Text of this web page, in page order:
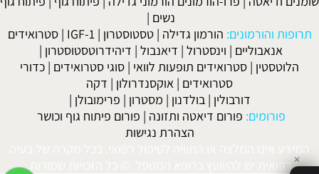
נשים |
תרופות והורמונים: הורמון גדילה |טסטוסטרון |
IGF-1
|סטרואידים
אנאבוליים | וינסטרול | דיאנבול | דיהידרוטסטוסטרון |
הלוטסטין | סטרואידים תופעות לוואי | סוגי סטרואידים | כדורי
סטרואידים | אוקסנדרולון | דקה
דורבולין | בולדנון | מסטרון | פרימובולן |
פורומים: פורום דיאטה ותזונה | פורום פיתוח גוף וכושר
הצהרת נגישות
המידע אינו המלצה או התוויה לטיפול רפואי. בכל מקרה של בעיה
רפואית יש להיוועץ ברופא המטפל. © כל הזכויות שמורות. ✕